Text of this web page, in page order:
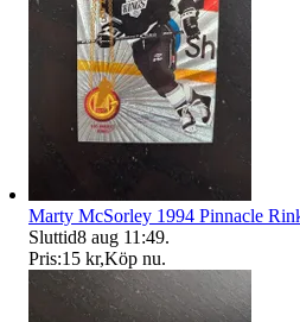
Marty McSorley 1994 Pinnacle
Sluttid8 aug 11:49.
Pris:15 kr,Köp nu.